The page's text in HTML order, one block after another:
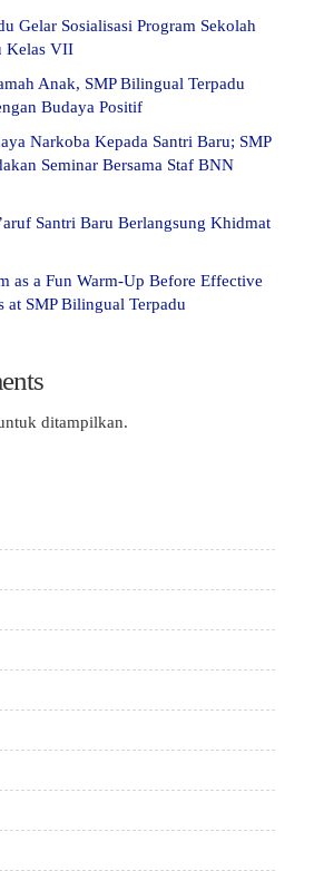
Gelar Sosialisasi Program Sekolah
Kelas VII
Anak, SMP Bilingual Terpadu
Budaya Positif
Narkoba Kepada Santri Baru; SMP
Seminar Bersama Staf BNN
Santri Baru Berlangsung Khidmat
as a Fun Warm-Up Before Effective
at SMP Bilingual Terpadu
ditampilkan.